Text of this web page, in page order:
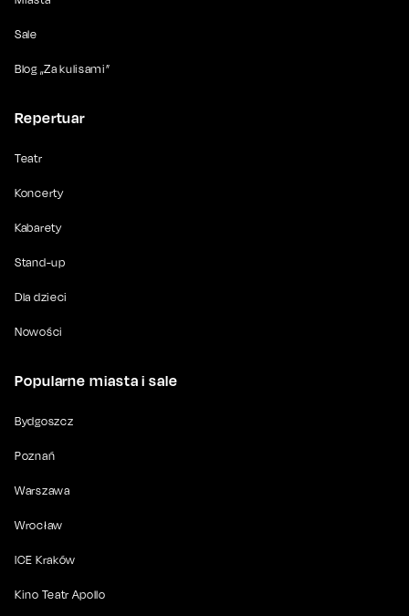
Sale
Blog „Za kulisami”
Repertuar
Teatr
Koncerty
Kabarety
Stand-up
Dla dzieci
Nowości
Popularne miasta i sale
Bydgoszcz
Poznań
Warszawa
Wrocław
ICE Kraków
Kino Teatr Apollo